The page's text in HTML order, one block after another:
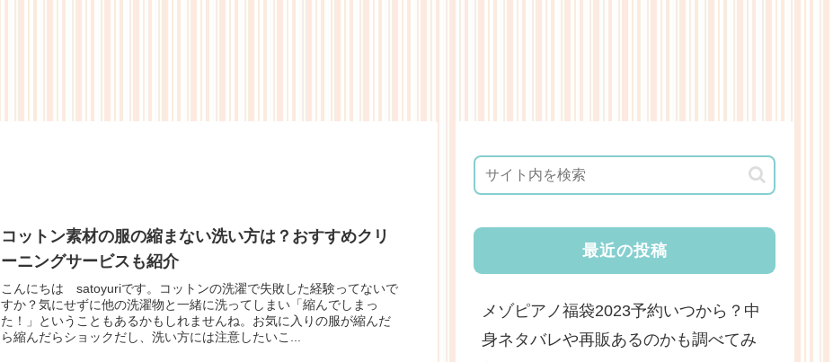
コットン素材の服の縮まない洗い方は？おすすめクリ
ーニングサービスも紹介
こんにちは satoyuriです。コットンの洗濯で失敗した経験ってないで
すか？気にせずに他の洗濯物と一緒に洗ってしまい「縮んでしまっ
た！」ということもあるかもしれませんね。お気に入りの服が縮んだ
ら縮んだらショックだし、洗い方には注意したいこ...
最近の投稿
メゾピアノ福袋2023予約いつから？中
身ネタバレや再販あるのかも調べてみ